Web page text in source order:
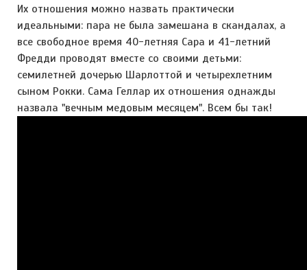
Их отношения можно назвать практически
идеальными: пара не была замешана в скандалах, а
все свободное время 40-летняя Сара и 41-летний
Фредди проводят вместе со своими детьми:
семилетней дочерью Шарлоттой и четырехлетним
сыном Рокки. Сама Геллар их отношения однажды
назвала "вечным медовым месяцем". Всем бы так!